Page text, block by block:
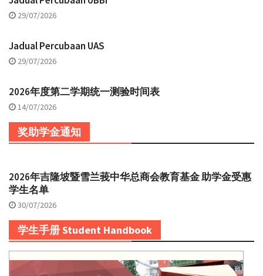
29/07/2026
Jadual Percubaan UAS
29/07/2026
2026年度第二学期统一测验时间表
14/07/2026
奖助学金通知
2026年吉隆坡暨雪兰莪中华总商会教育基金 助学金受惠
学生名单
30/07/2026
学生手册 Student Handbook